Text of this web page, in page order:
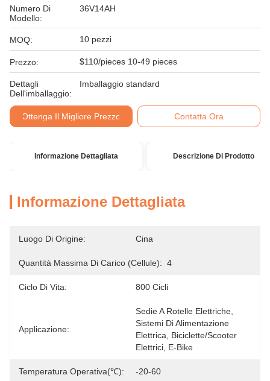
Numero Di
Modello:
36V14AH
MOQ: 10 pezzi
Prezzo: $110/pieces 10-49 pieces
Dettagli
Dell'imballaggio:
Imballaggio standard
Ottenga Il Migliore Prezzo Contatta Ora
Informazione Dettagliata Descrizione Di Prodotto
Informazione Dettagliata
Luogo Di Origine: Cina
Quantità Massima Di Carico (cellule): 4
Ciclo Di Vita: 800 Cicli
Applicazione:
Sedie A Rotelle Elettriche,
Sistemi Di Alimentazione
Elettrica, Biciclette/Scooter
Elettrici, E-Bike
Temperatura Operativa(℃): -20-60